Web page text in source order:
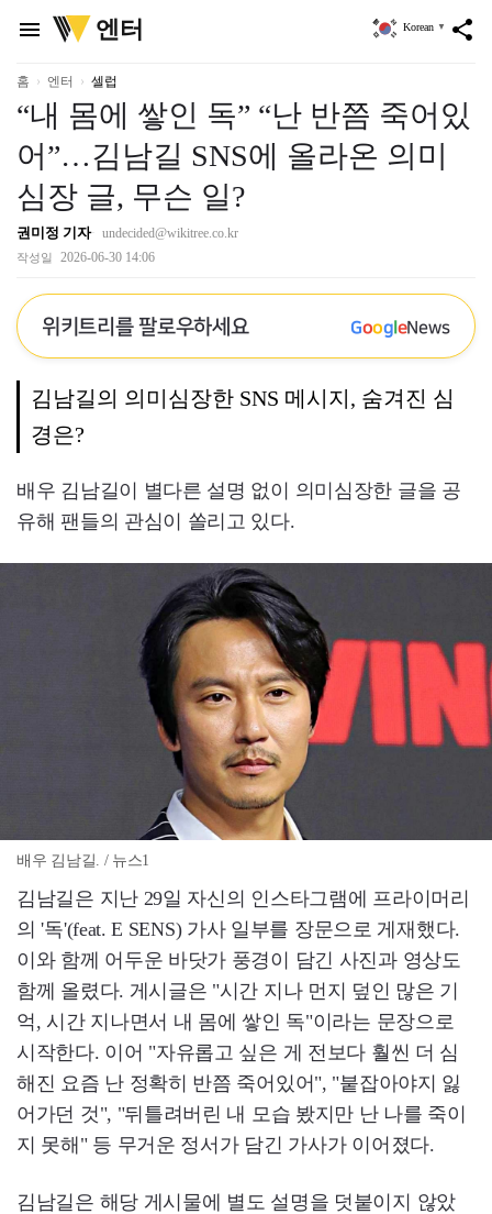
menu
위
키
리
엔터 share
Korean ▼
홈 엔터 셀럽
“내 몸에 쌓인 독” “난 반쯤 죽어있
어”…김남길 SNS에 올라온 의미
심장 글, 무슨 일?
권미정 기자 undecided@wikitree.co.kr
작성일 2026-06-30 14:06
위키트리를 팔로우하세요 GoogleNews
김남길의 의미심장한 SNS 메시지, 숨겨진 심
경은?
배우 김남길이 별다른 설명 없이 의미심장한 글을 공
유해 팬들의 관심이 쏠리고 있다.
배우 김남길. / 뉴스1
김남길은 지난 29일 자신의 인스타그램에 프라이머리
의 '독'(feat. E SENS) 가사 일부를 장문으로 게재했다.
이와 함께 어두운 바닷가 풍경이 담긴 사진과 영상도
함께 올렸다. 게시글은 "시간 지나 먼지 덮인 많은 기
억, 시간 지나면서 내 몸에 쌓인 독"이라는 문장으로
시작한다. 이어 "자유롭고 싶은 게 전보다 훨씬 더 심
해진 요즘 난 정확히 반쯤 죽어있어", "붙잡아야지 잃
어가던 것", "뒤틀려버린 내 모습 봤지만 난 나를 죽이
지 못해" 등 무거운 정서가 담긴 가사가 이어졌다.
김남길은 해당 게시물에 별도 설명을 덧붙이지 않았